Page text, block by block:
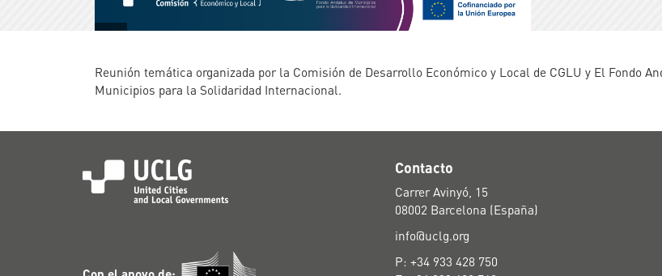
Reunión temática organizada por la Comisión de Desarrollo Económico y Local de CGLU y El Fondo
Municipios para la Solidaridad Internacional.
Contacto
Carrer Avinyó, 15
08002 Barcelona (España)
info@uclg.org
P: +34 933 428 750